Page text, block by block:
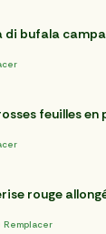
Remplacer